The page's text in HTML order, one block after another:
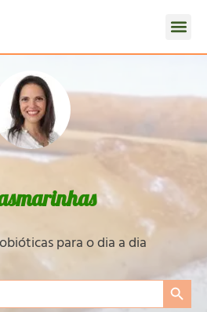
para o dia a dia
Search Button